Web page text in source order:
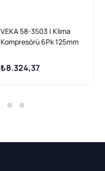
VEKA 58-3503 | Klima
Kompresörü 6Pk 125mm
DCI 2009-/ Megane III 1.5
DCI-1.6 16V 2008-2015 /
₺8.324,37